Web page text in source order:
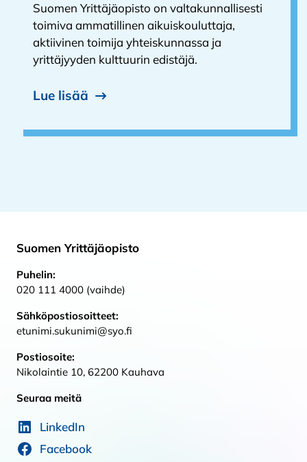
Suomen Yrittäjäopisto on valtakunnallisesti
toimiva ammatillinen aikuiskouluttaja,
aktiivinen toimija yhteiskunnassa ja
yrittäjyyden kulttuurin edistäjä.
Lue lisää
Suomen Yrittäjäopisto
Puhelin:
020 111 4000 (vaihde)
Sähköpostiosoitteet:
etunimi.sukunimi@syo.fi
Postiosoite:
Nikolaintie 10, 62200 Kauhava
Seuraa meitä
LinkedIn
Facebook